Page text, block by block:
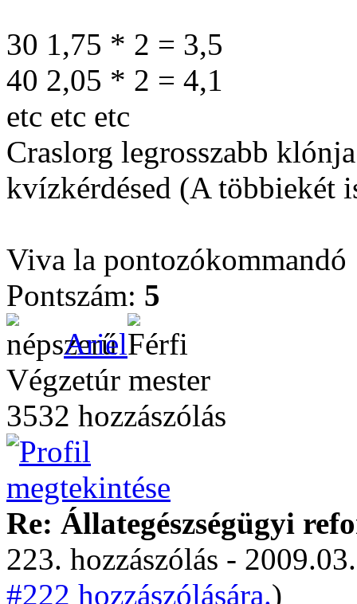
30 1,75 * 2 = 3,5
40 2,05 * 2 = 4,1
etc etc etc
Craslorg legrosszabb
kvízkérdésed (A többiekét
Viva la pontozókommandó
Pontszám: 5
Ariel
Végzetúr mester
3532 hozzászólás
Re: Állategészségügyi
223. hozzászólás -
#222 hozzászólására.)